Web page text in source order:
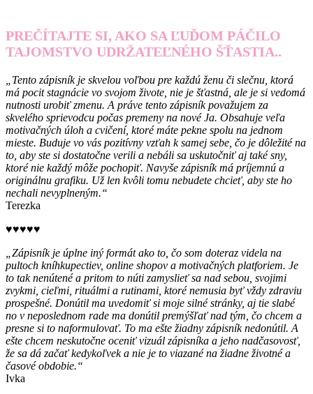
PREČÍTAJTE SI, AKO SA ĽUĎOM PÁČILO
TAJOMSTVO UDRŽATEĽNÉHO ŠŤASTIA..
„Tento zápisník je skvelou voľbou pre každú ženu či slečnu, ktorá
má pocit stagnácie vo svojom živote, nie je šťastná, ale je si vedomá
nutnosti urobiť zmenu. A práve tento zápisník považujem za
skvelého sprievodcu počas premeny na nové Ja. Obsahuje veľa
motivačných úloh a cvičení, ktoré máte pekne spolu na jednom
mieste. Buduje vo vás pozitívny vzťah k samej sebe, čo je dôležité na
to, aby ste si dostatočne verili a nebáli sa uskutočniť aj také sny,
ktoré nie každý môže pochopiť. Navyše zápisník má príjemnú a
originálnu grafiku. Už len kvôli tomu nebudete chcieť, aby ste ho
nechali nevyplneným.“
Terezka
♥♥♥♥♥
„Zápisník je úplne iný formát ako to, čo som doteraz videla na
pultoch kníhkupectiev, online shopov a motivačných platforiem. Je
to tak nenútené a pritom to núti zamyslieť sa nad sebou, svojimi
zvykmi, cieľmi, rituálmi a rutinami, ktoré nemusia byť vždy zdraviu
prospešné. Donútil ma uvedomiť si moje silné stránky, aj tie slabé
no v neposlednom rade ma donútil premýšľať nad tým, čo chcem a
presne si to naformulovať. To ma ešte žiadny zápisník nedonútil. A
ešte chcem neskutočne oceniť vizuál zápisníka a jeho nadčasovosť,
že sa dá začať kedykoľvek a nie je to viazané na žiadne životné a
časové obdobie.“
Ivka